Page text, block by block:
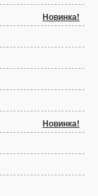
Новинка!
Новинка!